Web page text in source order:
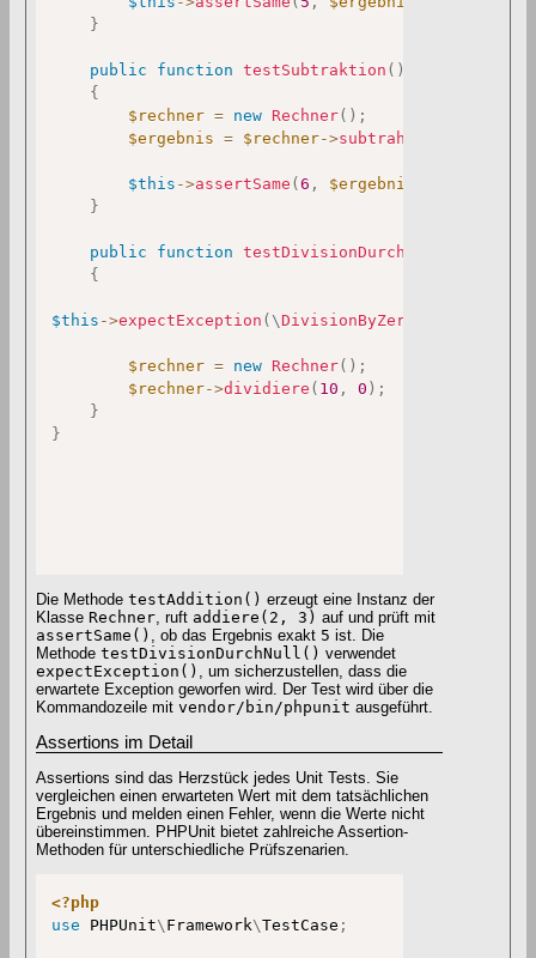
}
public function testSubtraktion ( )
{
$rechner = new Rechner( ) ;
$ergebnis
= $rechner->subtrahiere
$this ->assertSame (6 , $ergebnis
}
public function testDivisionDurchNull
{
$this ->expectException ( \DivisionByZeroError
$rechner = new Rechner( ) ;
$rechner->dividiere ( 10 , 0 ) ;
}
}
Die Methode testAddition() erzeugt eine Instanz der
Klasse Rechner, ruft addiere(2, 3) auf und prüft mit
assertSame() , ob das Ergebnis exakt 5 ist. Die
Methode testDivisionDurchNull() verwendet
expectException() , um sicherzustellen, dass die
erwartete Exception geworfen wird. Der Test wird über die
Kommandozeile mit vendor/bin/phpunit ausgeführt.
Assertions im Detail
Assertions sind das Herzstück jedes Unit Tests. Sie
vergleichen einen erwarteten Wert mit dem tatsächlichen
Ergebnis und melden einen Fehler, wenn die Werte nicht
übereinstimmen. PHPUnit bietet zahlreiche Assertion-
Methoden für unterschiedliche Prüfszenarien.
<?php
use
PHPUnit\ Framework\TestCase ;